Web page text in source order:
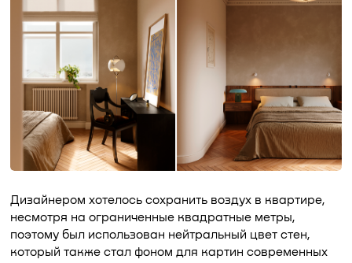
Дизайнером хотелось сохранить воздух в квартире,
несмотря на ограниченные квадратные метры,
поэтому был использован нейтральный цвет стен,
который также стал фоном для картин современных